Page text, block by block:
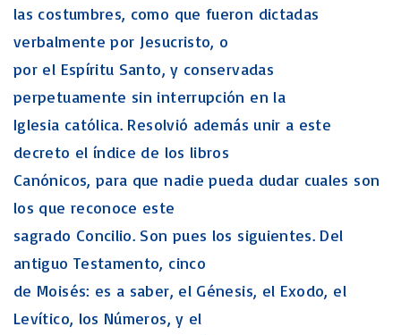
las costumbres, como que fueron dictadas
verbalmente por Jesucristo, o
por el Espíritu Santo, y conservadas
perpetuamente sin interrupción en la
Iglesia católica. Resolvió además unir a este
decreto el índice de los libros
Canónicos, para que nadie pueda dudar cuales son
los que reconoce este
sagrado Concilio. Son pues los siguientes. Del
antiguo Testamento, cinco
de Moisés: es a saber, el Génesis, el Exodo, el
Levítico, los Números, y el